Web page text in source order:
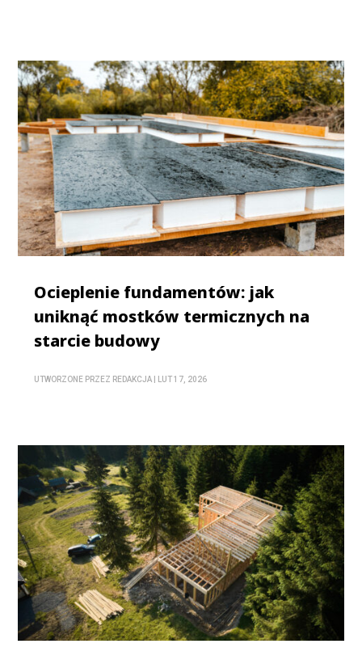
Ocieplenie fundamentów: jak
uniknąć mostków termicznych na
starcie budowy
UTWORZONE PRZEZ REDAKCJA LUT 17, 2026